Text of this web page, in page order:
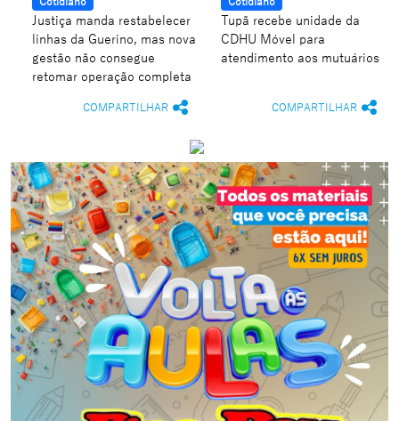
Justiça manda restabelecer
linhas da Guerino, mas nova
gestão não consegue
retomar operação completa
COMPARTILHAR
Tupã recebe unidade da
CDHU Móvel para
atendimento aos mutuários
COMPARTILHAR